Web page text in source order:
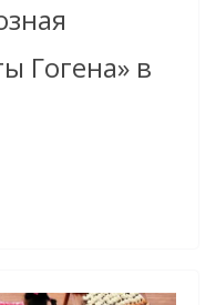
Гогена» в